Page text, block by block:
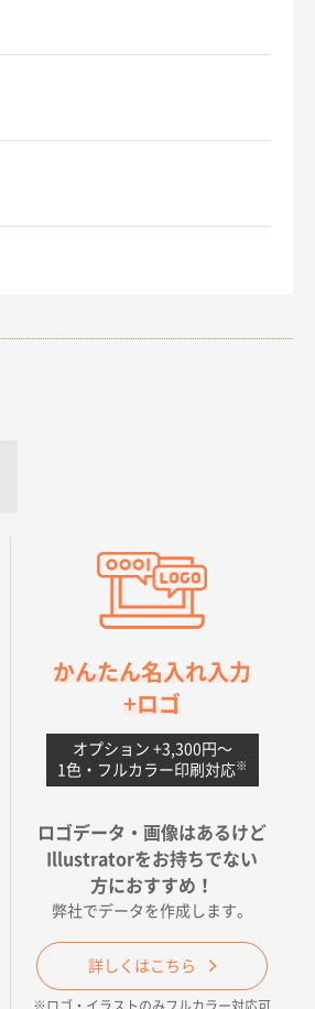
かんたん名入れ入力
+ロゴ
オプション +3,300円〜
1色・フルカラー印刷対応※
ロゴデータ・画像はあるけど
Illustratorをお持ちでない
方におすすめ！
弊社でデータを作成します。
詳しくはこちら
※ロゴ・イラストのみフルカラー対応可